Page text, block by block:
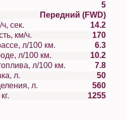
5
Передний (FWD)
сек.
14.2
Максимальная скорость, км/ч.
170
л/100 км.
6.3
л/100 км.
10.2
л/100 км.
7.8
Объем топливного бака, л.
50
Объем багажного отделения, л.
560
Снаряженная масса, кг.
1255